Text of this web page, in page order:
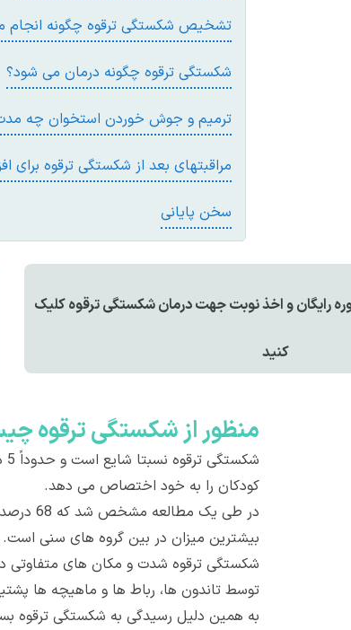
تشخيص شکستگی ترقوه چگونه انجام
شکستگی ترقوه چگونه درمان می شود؟
ترميم و جوش خوردن استخوان چه
مراقبتهای بعد از شکستگی ترقوه
سخن پايانی
رايگان و اخذ نوبت جهت درمان شکستگی ترقوه کليک
کنيد
منظور از شکستگی ترقوه
کودکان را به خود اختصاص می دهد.
بیشترین میزان در بین گروه های سنی است.
شکستگی ترقوه شدت و مکان های متفاوتی
توسط تاندون ها، رباط ها و ماهیچه ها
به همین دلیل رسیدگی به شکستگی ترقوه